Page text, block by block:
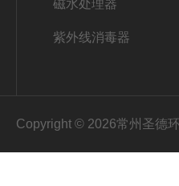
磁水处理器
紫外线消毒器
Copyright © 2026常州圣德